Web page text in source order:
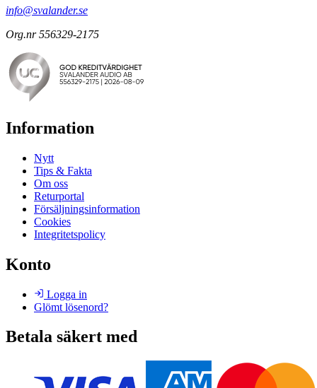
info@svalander.se
Org.nr 556329-2175
Information
Nytt
Tips & Fakta
Om oss
Returportal
Försäljningsinformation
Cookies
Integritetspolicy
Konto
Logga in
Glömt lösenord?
Betala säkert med